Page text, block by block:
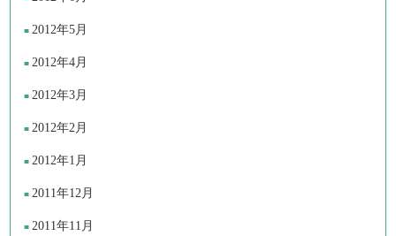
2012年5月
2012年4月
2012年3月
2012年2月
2012年1月
2011年12月
2011年11月